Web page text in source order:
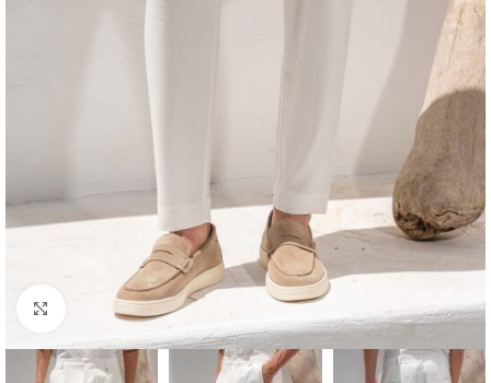
Κλικ για μεγέθυνση